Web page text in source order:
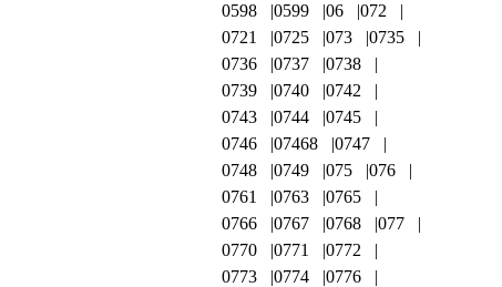
0598
0599 06
072
0721
0725 073
0735
0736
0737
0738
0739
0740
0742
0743
0744
0745
0746
07468
0747
0748
0749 075
076
0761
0763
0765
0766
0767 0768
077
0770
0771
0772
0773
0774
0776